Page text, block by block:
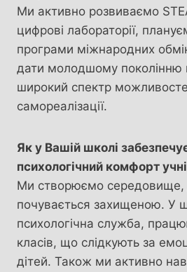
Ми активно розвиваємо
цифрові лабораторії,
програми міжнародних
дати молодшому поколінню
широкий спектр
самореалізації.
Як у Вашій школі
психологічний комфорт
Ми створюємо середовище,
почувається захищеною. У
психологічна служба,
класів, що слідкують за
дітей. Також ми активно